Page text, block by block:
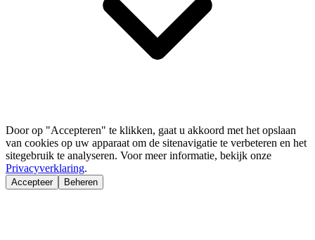
Door op "Accepteren" te klikken, gaat u akkoord met het opslaan
van cookies op uw apparaat om de sitenavigatie te verbeteren en het
sitegebruik te analyseren. Voor meer informatie, bekijk onze
Privacyverklaring.
Accepteer Beheren